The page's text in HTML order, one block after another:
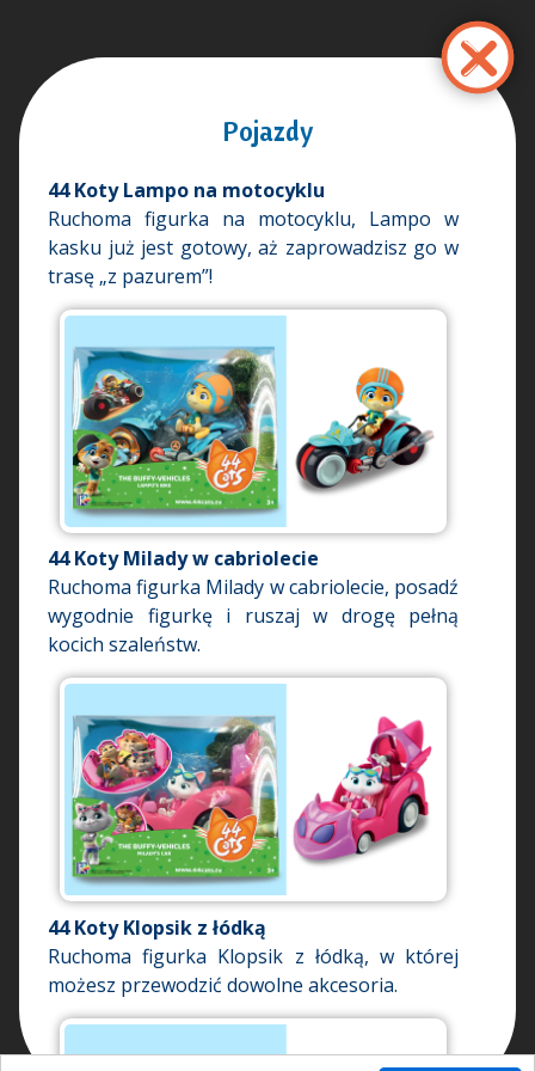
Pojazdy
44 Koty Lampo na motocyklu
Ruchoma figurka na motocyklu, Lampo w
kasku już jest gotowy, aż zaprowadzisz go w
trasę „z pazurem”!
44 Koty Milady w cabriolecie
Ruchoma figurka Milady w cabriolecie, posadź
wygodnie figurkę i ruszaj w drogę pełną
kocich szaleństw.
44 Koty Klopsik z łódką
Ruchoma figurka Klopsik z łódką, w której
możesz przewodzić dowolne akcesoria.